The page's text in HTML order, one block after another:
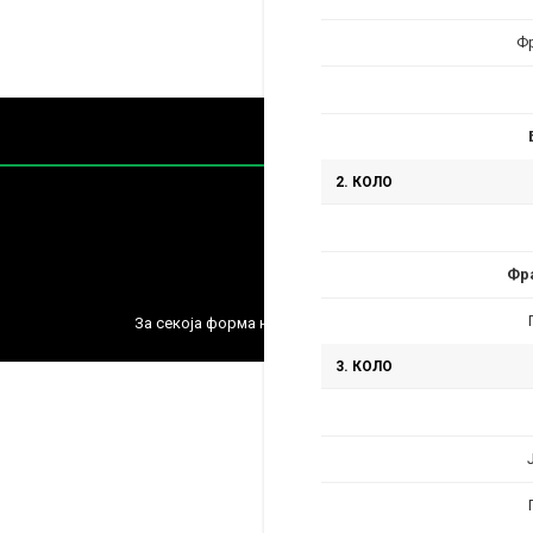
2. КОЛО
3. КОЛО
За секоја форма на распространување,